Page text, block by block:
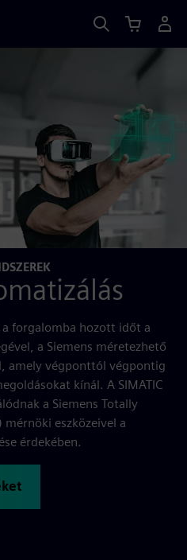
a forgalomba hozott időt a
a Siemens méretezhető
amely végponttól végpontig
kínál. A SIMATIC
a Siemens Totally
eszközeivel a
érdekében.